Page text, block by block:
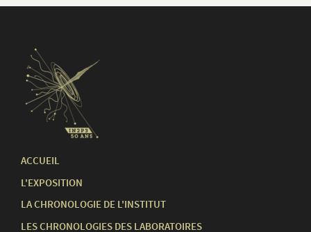
ACCUEIL
L'EXPOSITION
LA CHRONOLOGIE DE L'INSTITUT
LES CHRONOLOGIES DES LABORATOIRES